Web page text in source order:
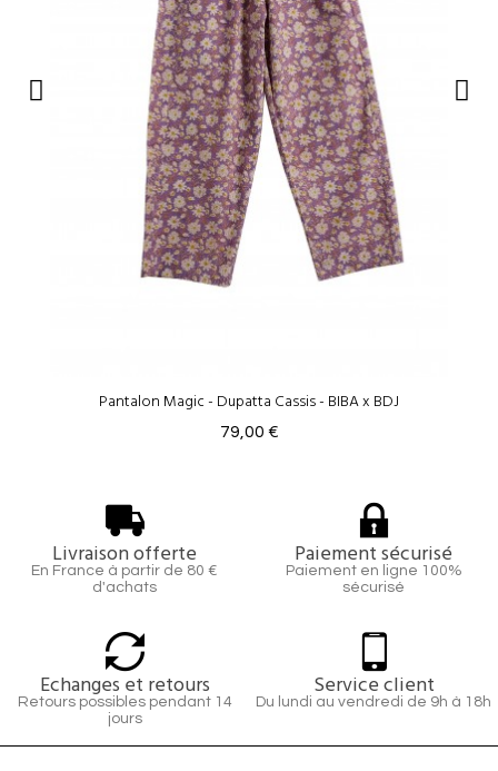
Pantalon Magic - Dupatta Cassis - BIBA x BDJ
79,00 €
Livraison offerte
En France à partir de 80 €
d'achats
Paiement sécurisé
Paiement en ligne 100%
sécurisé
Echanges et retours
Retours possibles pendant 14
jours
Service client
Du lundi au vendredi de 9h à 18h